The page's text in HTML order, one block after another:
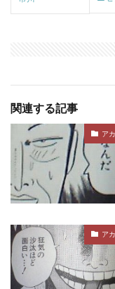
関連する記事
ア
ア